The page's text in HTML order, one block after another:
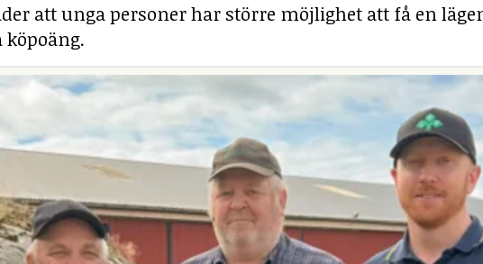
att unga personer har större möjlighet att få en